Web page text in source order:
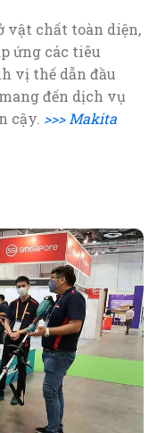
vật chất toàn diện,
ứng các tiêu
vị thế dẫn đầu
đến dịch vụ
cậy. >>> Makita